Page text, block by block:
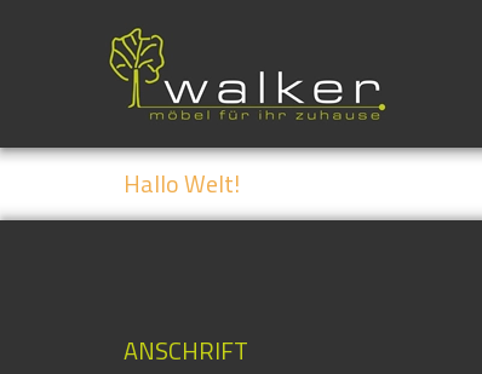
Hallo Welt!
ANSCHRIFT